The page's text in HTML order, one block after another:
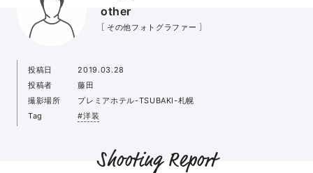
other
［ その他フォトグラファー ］
投稿日
2019.03.28
投稿者
藤田
撮影場所
プレミアホテル-TSUBAKI-札幌
Tag
#洋装
Shooting Report